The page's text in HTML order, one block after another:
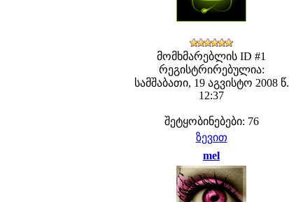
მომხმარებლის ID #1
რეგისტრირებულია:
სამშაბათი, 19 აგვისტო 2008 წ.
12:37
შეტყობინებები: 76
ზევით
mel